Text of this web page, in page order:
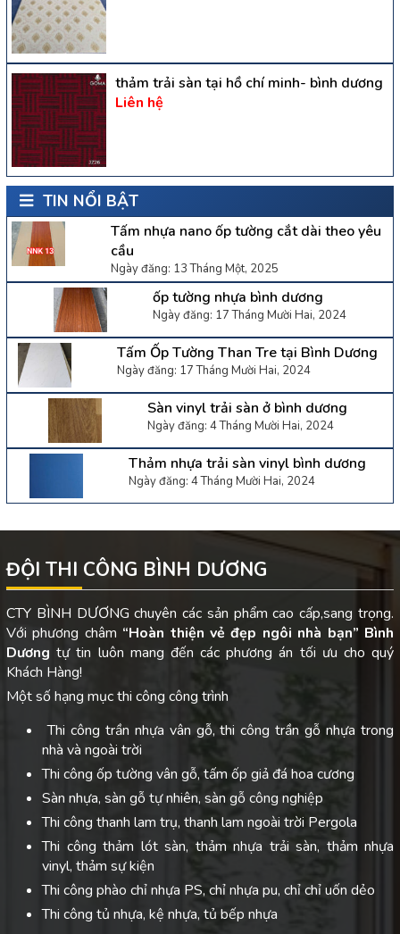
thảm trải sàn tại hồ chí minh- bình dương
Liên hệ
TIN NỔI BẬT
Tấm nhựa nano ốp tường cắt dài theo yêu
cầu
Ngày đăng: 13 Tháng Một, 2025
ốp tường nhựa bình dương
Ngày đăng: 17 Tháng Mười Hai, 2024
Tấm Ốp Tường Than Tre tại Bình Dương
Ngày đăng: 17 Tháng Mười Hai, 2024
Sàn vinyl trải sàn ở bình dương
Ngày đăng: 4 Tháng Mười Hai, 2024
Thảm nhựa trải sàn vinyl bình dương
Ngày đăng: 4 Tháng Mười Hai, 2024
ĐỘI THI CÔNG BÌNH DƯƠNG
CTY BÌNH DƯƠNG chuyên các sản phẩm cao cấp,sang trọng.
Với phương châm “Hoàn thiện vẻ đẹp ngôi nhà bạn” Bình
Dươngtự tin luôn mang đến các phương án tối ưu cho quý
Khách Hàng!
Một số hạng mục thi công công trình
Thi công trần nhựa vân gỗ, thi công trần gỗ nhựa trong
nhà và ngoài trời
Thi công ốp tường vân gỗ, tấm ốp giả đá hoa cương
Sàn nhựa, sàn gỗ tự nhiên, sàn gỗ công nghiệp
Thi công thanh lam trụ, thanh lam ngoài trời Pergola
Thi công thảm lót sàn, thảm nhựa trải sàn, thảm nhựa
vinyl, thảm sự kiện
Thi công phào chỉ nhựa PS, chỉ nhựa pu, chỉ chỉ uốn dẻo
Thi công tủ nhựa, kệ nhựa, tủ bếp nhựa